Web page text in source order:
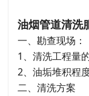
油烟管道清洗
一、勘查现场：
1、清洗工程量
2、油垢堆积程
二、清洗方案